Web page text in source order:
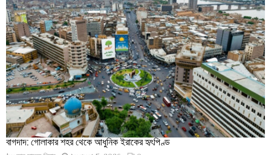
বাগদাদ: গোলাকার শহর থেকে আধুনিক ইরাকের হৃৎপিণ্ড